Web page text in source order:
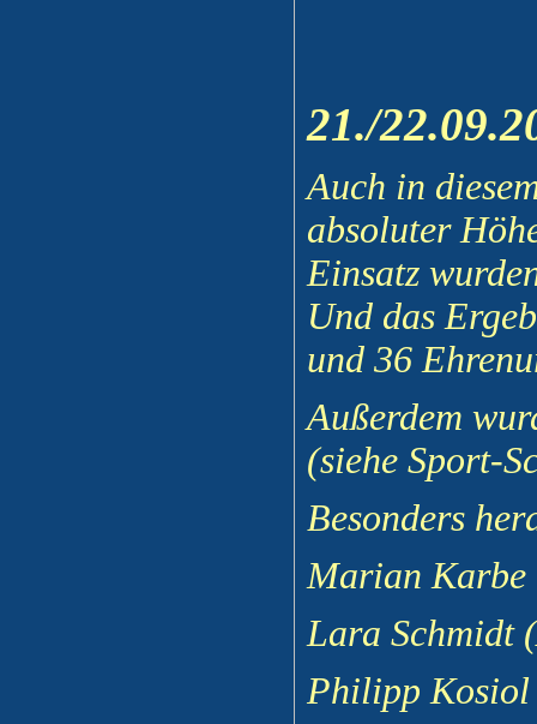
21./
Auch in
absoluter
Einsatz
Und das
und 36
Außerdem
(siehe Sport-
Besonders
Marian Karbe
Lara Schmidt
Philipp Kosiol